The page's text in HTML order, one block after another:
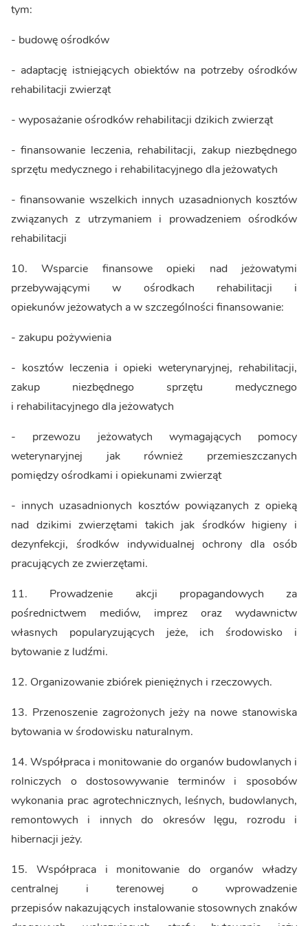
tym:
- budowę ośrodków
- adaptację istniejących obiektów na potrzeby ośrodków
rehabilitacji zwierząt
- wyposażanie ośrodków rehabilitacji dzikich zwierząt
- finansowanie leczenia, rehabilitacji, zakup niezbędnego
sprzętu medycznego i rehabilitacyjnego dla jeżowatych
- finansowanie wszelkich innych uzasadnionych kosztów
związanych z utrzymaniem i prowadzeniem ośrodków
rehabilitacji
10. Wsparcie finansowe opieki nad jeżowatymi
przebywającymi w ośrodkach rehabilitacji i
opiekunów jeżowatych a w szczególności finansowanie:
- zakupu pożywienia
- kosztów leczenia i opieki weterynaryjnej, rehabilitacji,
zakup niezbędnego sprzętu medycznego
i rehabilitacyjnego dla jeżowatych
- przewozu jeżowatych wymagających pomocy
weterynaryjnej jak również przemieszczanych
pomiędzy ośrodkami i opiekunami zwierząt
- innych uzasadnionych kosztów powiązanych z opieką
nad dzikimi zwierzętami takich jak środków higieny i
dezynfekcji, środków indywidualnej ochrony dla osób
pracujących ze zwierzętami.
11. Prowadzenie akcji propagandowych za
pośrednictwem mediów, imprez oraz wydawnictw
własnych popularyzujących jeże, ich środowisko i
bytowanie z ludźmi.
12. Organizowanie zbiórek pieniężnych i rzeczowych.
13. Przenoszenie zagrożonych jeży na nowe stanowiska
bytowania w środowisku naturalnym.
14. Współpraca i monitowanie do organów budowlanych i
rolniczych o dostosowywanie terminów i sposobów
wykonania prac agrotechnicznych, leśnych, budowlanych,
remontowych i innych do okresów lęgu, rozrodu i
hibernacji jeży.
15. Współpraca i monitowanie do organów władzy
centralnej i terenowej o wprowadzenie
przepisów nakazujących instalowanie stosownych znaków